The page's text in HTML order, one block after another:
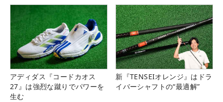
アディダス『コードカオス
27』は強烈な蹴りでパワーを
生む
新『TENSEIオレンジ』はドラ
イバーシャフトの“最適解”